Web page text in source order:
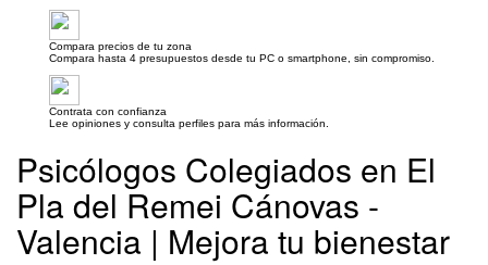
Compara precios de tu zona
Compara hasta 4 presupuestos desde tu PC o smartphone, sin compromiso.
Contrata con confianza
Lee opiniones y consulta perfiles para más información.
Psicólogos Colegiados en El
Pla del Remei Cánovas -
Valencia | Mejora tu bienestar